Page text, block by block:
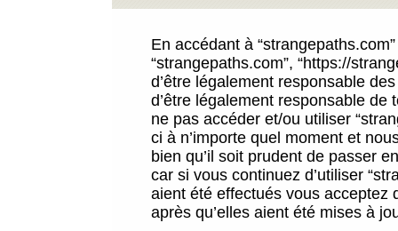
En accédant à
“strangepaths.com”, “https://
d’être légalement responsable
d’être légalement responsable
ne pas accéder et/ou utiliser
ci à n’importe quel moment et
bien qu’il soit prudent de passer
car si vous continuez d’utiliser
aient été effectués vous acceptez
après qu’elles aient été mises à